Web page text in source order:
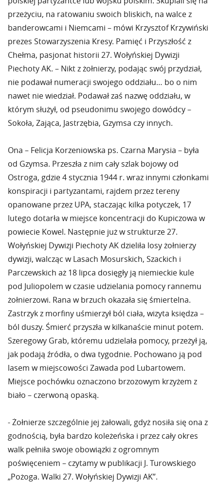
przeżyciu, na ratowaniu swoich bliskich, na walce z
banderowcami i Niemcami – mówi Krzysztof Krzywiński
prezes Stowarzyszenia Kresy. Pamięć i Przyszłość z
Chełma, pasjonat historii 27. Wołyńskiej Dywizji
Piechoty AK. – Nikt z żołnierzy, podając swój przydział,
nie podawał numeracji swojego oddziału… bo o nim
nawet nie wiedział. Podawał zaś nazwę oddziału, w
którym służył, od pseudonimu swojego dowódcy –
Sokoła, Zająca, Jastrzębia, Gzymsa czy innych.
Ona – Felicja Korzeniowska ps. Czarna Marysia – była
od Gzymsa. Przeszła z nim cały szlak bojowy od
Ostroga, gdzie 4 stycznia 1944 r. wraz innymi członkami
konspiracji i partyzantami, rajdem przez tereny
opanowane przez UPA, staczając kilka potyczek, 17
lutego dotarła w miejsce koncentracji do Kupiczowa w
powiecie Kowel. Następnie już w strukturze 27.
Wołyńskiej Dywizji Piechoty AK dzieliła losy żołnierzy
dywizji, walcząc w Lasach Mosurskich, Szackich i
Parczewskich aż 18 lipca dosięgły ją niemieckie kule
pod Juliopolem w czasie udzielania pomocy rannemu
żołnierzowi. Rana w brzuch okazała się śmiertelna.
Zastrzyk z morfiny uśmierzył ból ciała, wizyta księdza –
ból duszy. Śmierć przyszła w kilkanaście minut potem.
Szeregowy Grab, któremu udzielała pomocy, przeżył ją,
jak podają źródła, o dwa tygodnie. Pochowano ją pod
lasem w miejscowości Zawada pod Lubartowem.
Miejsce pochówku oznaczono brzozowym krzyżem z
biało – czerwoną opaską.
- Żołnierze szczególnie jej żałowali, gdyż nosiła się ona z
godnością, była bardzo koleżeńska i przez cały okres
walk pełniła swoje obowiązki z ogromnym
poświęceniem – czytamy w publikacji J. Turowskiego
„Pożoga. Walki 27. Wołyńskiej Dywizji AK”.